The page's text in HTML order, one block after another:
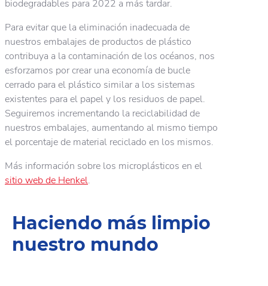
biodegradables para 2022 a más tardar.
Para evitar que la eliminación inadecuada de
nuestros embalajes de productos de plástico
contribuya a la contaminación de los océanos, nos
esforzamos por crear una economía de bucle
cerrado para el plástico similar a los sistemas
existentes para el papel y los residuos de papel.
Seguiremos incrementando la reciclabilidad de
nuestros embalajes, aumentando al mismo tiempo
el porcentaje de material reciclado en los mismos.
Más información sobre los microplásticos en el
sitio web de Henkel.
Haciendo más limpio
nuestro mundo